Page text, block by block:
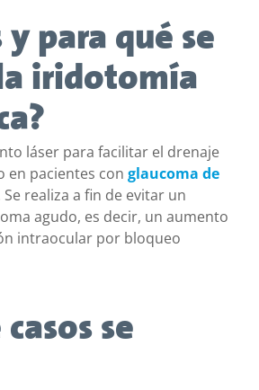
y para qué se
iridotomía
láser para facilitar el drenaje
en pacientes con glaucoma de
Se realiza a fin de evitar un
agudo, es decir, un aumento
intraocular por bloqueo
se